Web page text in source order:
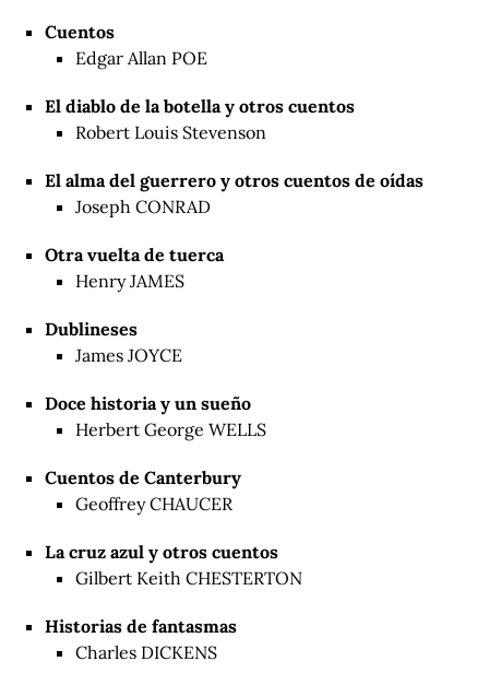
Cuentos
Edgar Allan POE
El diablo de la botella y otros cuentos
Robert Louis Stevenson
El alma del guerrero y otros cuentos de oídas
Joseph CONRAD
Otra vuelta de tuerca
Henry JAMES
Dublineses
James JOYCE
Doce historia y un sueño
Herbert George WELLS
Cuentos de Canterbury
Geoffrey CHAUCER
La cruz azul y otros cuentos
Gilbert Keith CHESTERTON
Historias de fantasmas
Charles DICKENS